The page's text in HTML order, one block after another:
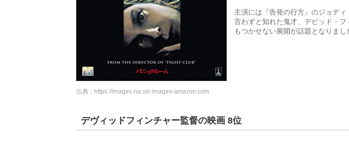
主演には『告発の行方』のジョデ
言わずと知れた鬼才、デビッド・フ
もつかせない展開が話題となりまし
出典： https://images-na.ssl-images-amazon.com
デヴィッドフィンチャー監督の映画 8位